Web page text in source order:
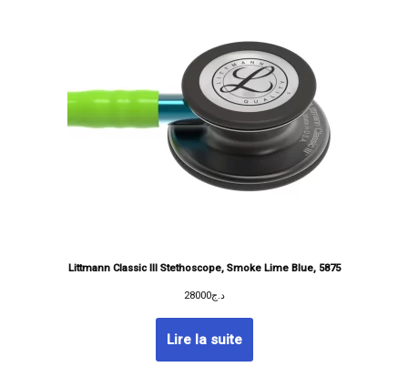
Littmann Classic III Stethoscope, Smoke Lime Blue, 5875
د.ج28000
Lire la suite